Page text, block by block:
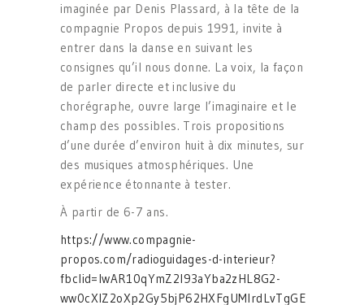
imaginée par Denis Plassard, à la tête de la
compagnie Propos depuis 1991, invite à
entrer dans la danse en suivant les
consignes qu’il nous donne. La voix, la façon
de parler directe et inclusive du
chorégraphe, ouvre large l’imaginaire et le
champ des possibles. Trois propositions
d’une durée d’environ huit à dix minutes, sur
des musiques atmosphériques. Une
expérience étonnante à tester.
À partir de 6-7 ans.
https://www.compagnie-
propos.com/radioguidages-d-interieur?
fbclid=IwAR10qYmZ2l93aYba2zHL8G2-
ww0cXIZ2oXp2Gy5bjP62HXFgUMlrdLvTgGE